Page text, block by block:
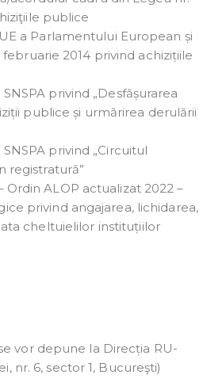
publice
a Parlamentului European și
februarie 2014 privind achizițiile
privind „Desfășurarea
publice și urmărirea derulării
privind „Circuitul
registratură”
Ordin ALOP actualizat 2022 –
privind angajarea, lichidarea,
cheltuielilor instituțiilor
vor depune la Direcția RU-
nr. 6, sector 1, Bucureşti)